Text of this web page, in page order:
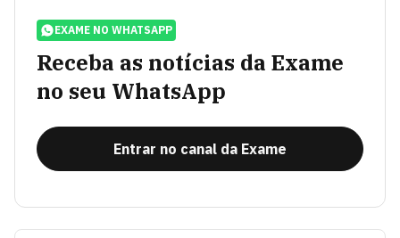
EXAME NO WHATSAPP
Receba as notícias da Exame
no seu WhatsApp
Entrar no canal da Exame